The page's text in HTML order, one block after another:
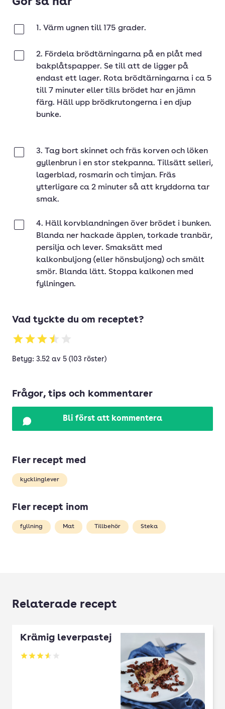
1. Värm ugnen till 175 grader.
2. Fördela brödtärningarna på en plåt med
bakplåtspapper. Se till att de ligger på
endast ett lager. Rota brödtärningarna i ca 5
till 7 minuter eller tills brödet har en jämn
färg. Häll upp brödkrutongerna i en djup
bunke.
3. Tag bort skinnet och fräs korven och löken
gyllenbrun i en stor stekpanna. Tillsätt selleri,
lagerblad, rosmarin och timjan. Fräs
ytterligare ca 2 minuter så att kryddorna tar
smak.
4. Häll korvblandningen över brödet i bunken.
Blanda ner hackade äpplen, torkade tranbär,
persilja och lever. Smaksätt med
kalkonbuljong (eller hönsbuljong) och smält
smör. Blanda lätt. Stoppa kalkonen med
fyllningen.
Vad tyckte du om receptet?
Betyg: 3.52 av 5 (103 röster)
Frågor, tips och kommentarer
Bli först att kommentera
Fler recept med
kycklinglever
Fler recept inom
fyllning Mat Tillbehör Steka
Relaterade recept
Krämig leverpastej
Betyg: 3.54 av 5